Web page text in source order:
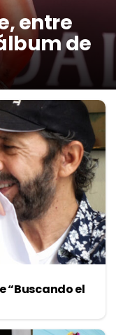
entre
de
“Buscando el